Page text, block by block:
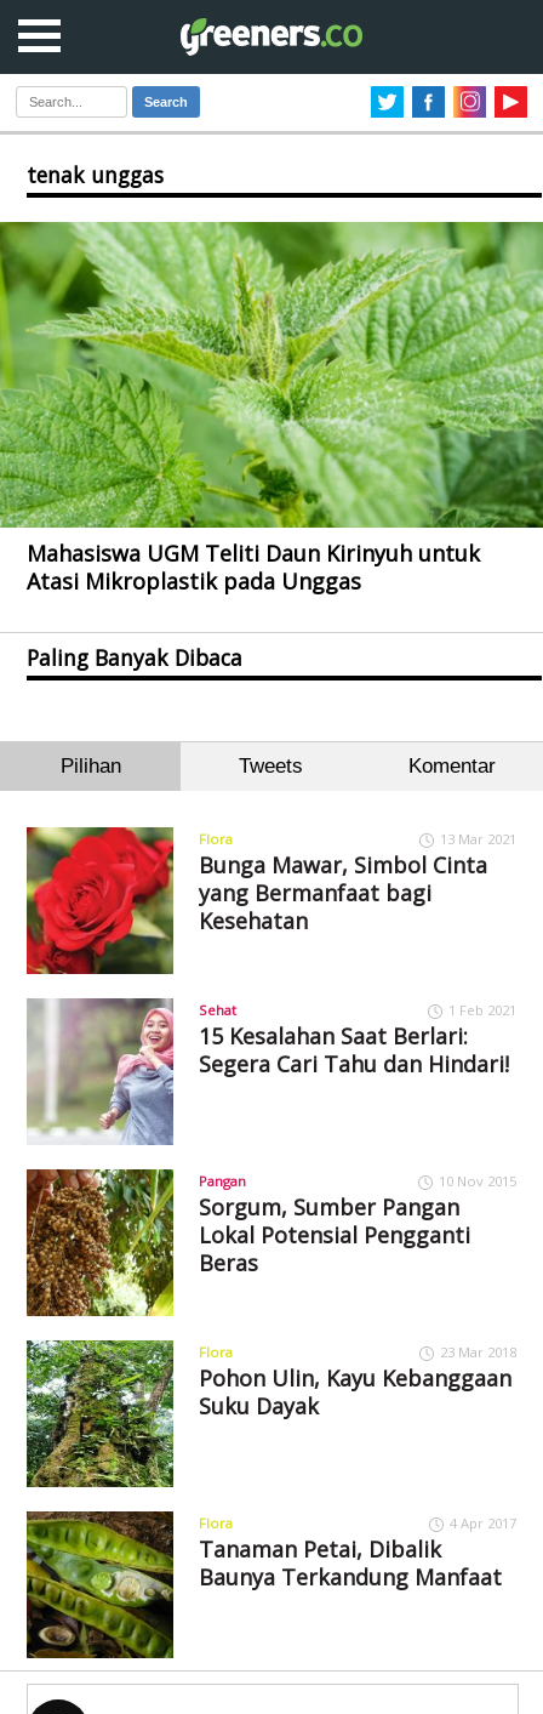
Search
tenak unggas
Mahasiswa UGM Teliti Daun Kirinyuh untuk
Atasi Mikroplastik pada Unggas
Paling Banyak Dibaca
Pilihan Tweets Komentar
Flora 13 Mar 2021
Bunga Mawar, Simbol Cinta
yang Bermanfaat bagi
Kesehatan
Sehat 1 Feb 2021
15 Kesalahan Saat Berlari:
Segera Cari Tahu dan Hindari!
Pangan 10 Nov 2015
Sorgum, Sumber Pangan
Lokal Potensial Pengganti
Beras
Flora 23 Mar 2018
Pohon Ulin, Kayu Kebanggaan
Suku Dayak
Flora 4 Apr 2017
Tanaman Petai, Dibalik
Baunya Terkandung Manfaat